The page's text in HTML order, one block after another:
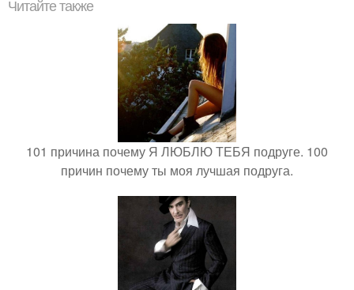
Читайте также
101 причина почему Я ЛЮБЛЮ ТЕБЯ подруге. 100
причин почему ты моя лучшая подруга.